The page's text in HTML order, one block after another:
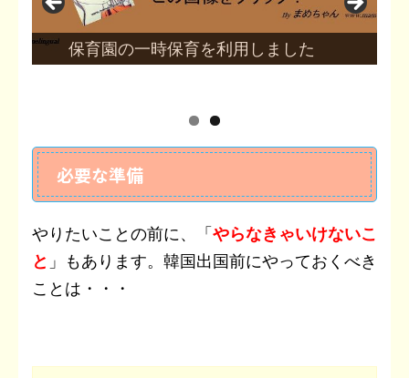
保育園の一時保育を利用しました
必要な準備
やりたいことの前に、「 やらなきゃいけないこ
と 」もあります。韓国出国前にやっておくべき
ことは・・・